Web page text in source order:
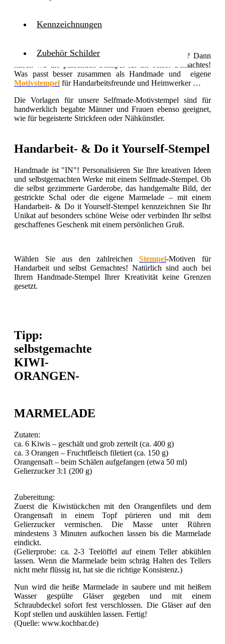
Kennzeichnungen
Zubehör Schilder
Sie basteln gerne oder haben Freude an Handarbeit? Dann
haben wir die passenden Stempel für Ihr selbst Gemachtes!
Was passt besser zusammen als Handmade und eigene
Motivstempel für Handarbeitsfreunde und Heimwerker …
Die Vorlagen für unsere Selfmade-Motivstempel sind für
handwerklich begabte Männer und Frauen ebenso geeignet,
wie für begeisterte Strickfeen oder Nähkünstler.
Handarbeit- & Do it Yourself-Stempel
Handmade ist "IN"! Personalisieren Sie Ihre kreativen Ideen
und selbstgemachten Werke mit einem Selfmade-Stempel. Ob
die selbst gezimmerte Garderobe, das handgemalte Bild, der
gestrickte Schal oder die eigene Marmelade – mit einem
Handarbeit- & Do it Yourself-Stempel kennzeichnen Sie Ihr
Unikat auf besonders schöne Weise oder verbinden Ihr selbst
geschaffenes Geschenk mit einem persönlichen Gruß.
Wählen Sie aus den zahlreichenStempel-Motiven für
Handarbeit und selbst Gemachtes! Natürlich sind auch bei
Ihrem Handmade-Stempel Ihrer Kreativität keine Grenzen
gesetzt.
Tipp:
selbstgemachte
KIWI-
ORANGEN-
MARMELADE
Zutaten:
ca. 6 Kiwis – geschält und grob zerteilt (ca. 400 g)
ca. 3 Orangen – Fruchtfleisch filetiert (ca. 150 g)
Orangensaft – beim Schälen aufgefangen (etwa 50 ml)
Gelierzucker 3:1 (200 g)
Zubereitung:
Zuerst die Kiwistückchen mit den Orangenfilets und dem
Orangensaft in einem Topf pürieren und mit dem
Gelierzucker vermischen. Die Masse unter Rühren
mindestens 3 Minuten aufkochen lassen bis die Marmelade
eindickt.
(Gelierprobe: ca. 2-3 Teelöffel auf einem Teller abkühlen
lassen. Wenn die Marmelade beim schräg Halten des Tellers
nicht mehr flüssig ist, hat sie die richtige Konsistenz.)
Nun wird die heiße Marmelade in saubere und mit heißem
Wasser gespülte Gläser gegeben und mit einem
Schraubdeckel sofort fest verschlossen. Die Gläser auf den
Kopf stellen und auskühlen lassen. Fertig!
(Quelle: www.kochbar.de)